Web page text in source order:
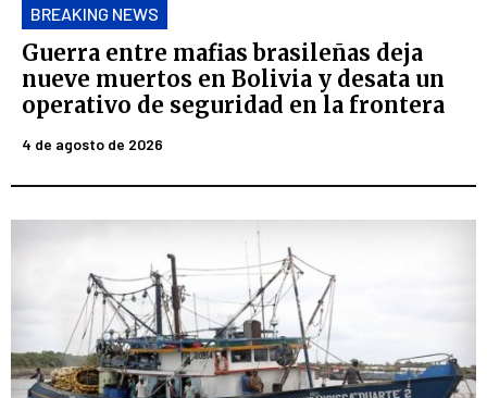
BREAKING NEWS
Guerra entre mafias brasileñas deja
nueve muertos en Bolivia y desata un
operativo de seguridad en la frontera
4 de agosto de 2026